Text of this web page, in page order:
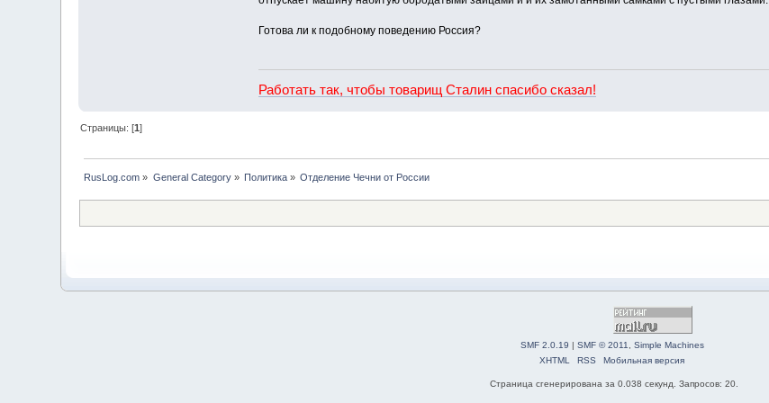
Готова ли к подобному поведению Россия?
Работать так, чтобы товарищ Сталин спасибо сказал!
Страницы: [1]
RusLog.com » General Category» Политика » Отделение Чечни от России
SMF 2.0.19 | SMF © 2011
Simple Machines
XHTML
RSS Мобильная версия
Страница сгенерирована за 0.038 секунд. Запросов: 20.